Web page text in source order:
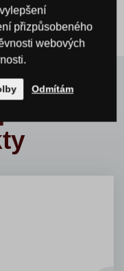
přizpůsobeného
webových
Odmítám